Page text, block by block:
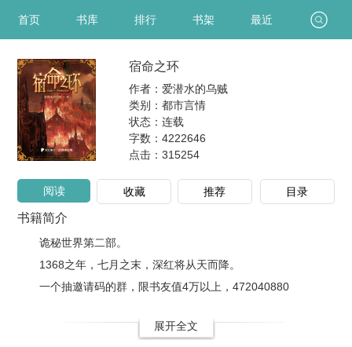
首页 书库 排行 书架 最近
宿命之环
作者：爱潜水的乌贼
类别：都市言情
状态：连载
字数：4222646
点击： 315254
阅读 收藏 推荐 目录
书籍简介
诡秘世界第二部。
1368之年，七月之末，深红将从天而降。
一个抽邀请码的群，限书友值4万以上，472040880
展开全文